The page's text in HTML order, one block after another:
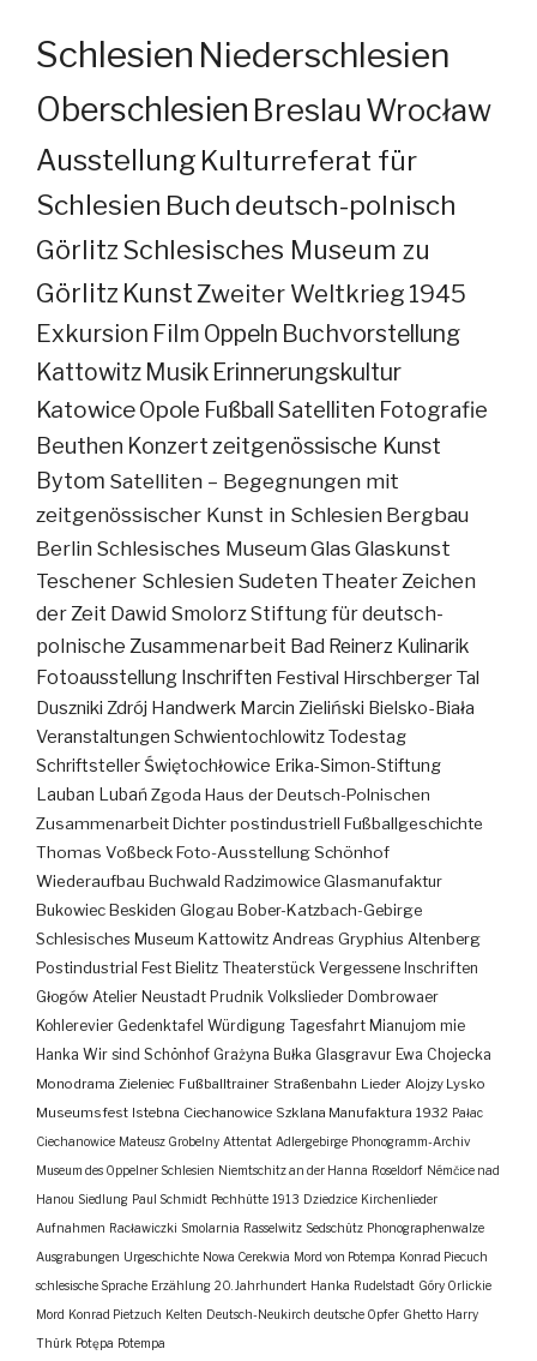
Schlesien Niederschlesien
Oberschlesien Breslau Wrocław
Ausstellung Kulturreferat für
Schlesien Buch deutsch-polnisch
GörlitzSchlesisches Museum zu
Görlitz KunstZweiter Weltkrieg 1945
Exkursion Film Oppeln Buchvorstellung
Kattowitz Musik Erinnerungskultur
KatowiceOpole FußballSatelliten Fotografie
Beuthen Konzertzeitgenössische Kunst
Bytom Satelliten – Begegnungen mit
zeitgenössischer Kunst in Schlesien Bergbau
Berlin Schlesisches MuseumGlas Glaskunst
Teschener Schlesien Sudeten TheaterZeichen
der Zeit Dawid SmolorzStiftung für deutsch-
polnische Zusammenarbeit Bad Reinerz Kulinarik
Fotoausstellung Inschriften Festival Hirschberger Tal
Duszniki Zdrój Handwerk Marcin Zieliński Bielsko-Biała
Veranstaltungen SchwientochlowitzTodestag
SchriftstellerŚwiętochłowice Erika-Simon-Stiftung
Lauban LubańZgoda Haus der Deutsch-Polnischen
ZusammenarbeitDichterpostindustriell Fußballgeschichte
Thomas VoßbeckFoto-AusstellungSchönhof
Wiederaufbau Buchwald Radzimowice Glasmanufaktur
Bukowiec Beskiden Glogau Bober-Katzbach-Gebirge
Schlesisches Museum Kattowitz Andreas Gryphius Altenberg
Postindustrial Fest Bielitz Theaterstück Vergessene Inschriften
Głogów Atelier Neustadt Prudnik Volkslieder Dombrowaer
Kohlerevier Gedenktafel Würdigung Tagesfahrt Mianujom mie
Hanka Wir sind Schönhof Grażyna Bułka Glasgravur Ewa Chojecka
Monodrama Zieleniec Fußballtrainer Straßenbahn Lieder Alojzy Lysko
Museumsfest Istebna Ciechanowice Szklana Manufaktura 1932 Pałac
Ciechanowice Mateusz Grobelny Attentat Adlergebirge Phonogramm-Archiv
Museum des Oppelner Schlesien Niemtschitz an der Hanna Roseldorf Némčice nad
Hanou Siedlung Paul Schmidt Pechhütte 1913 Dziedzice Kirchenlieder
Aufnahmen Racławiczki Smolarnia Rasselwitz Sedschütz Phonographenwalze
Ausgrabungen Urgeschichte Nowa Cerekwia Mord von Potempa Konrad Piecuch
schlesische Sprache Erzählung 20. Jahrhundert Hanka Rudelstadt Góry Orlickie
Mord Konrad Pietzuch Kelten Deutsch-Neukirch deutsche Opfer Ghetto Harry
Thürk Potępa Potempa